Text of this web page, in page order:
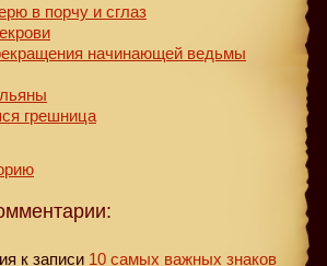
в порчу и сглаз
начинающей ведьмы
грешница
к записи 10 самых важных знаков